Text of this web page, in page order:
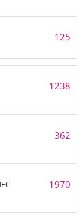
125
1238
362
1970